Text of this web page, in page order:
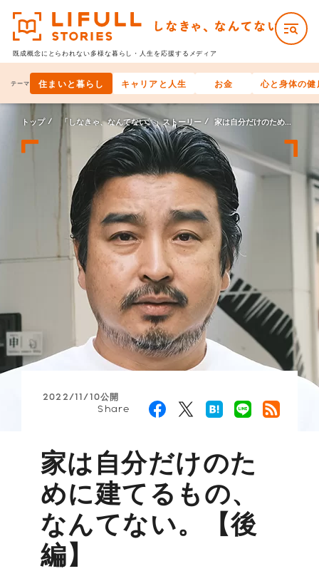
既成概念にとらわれない多様な暮らし・人生を応援するメディア
テーマ 住まいと暮らし キャリアと人生 お金 心と身体の健
トップ 「しなきゃ、なんてない。」ストーリー 家は自分だけのために建てるもの、なんてない。【後編】
2022/11/10公開
Share
家は自分だけのた
めに建てるもの、
なんてない。【後
編】